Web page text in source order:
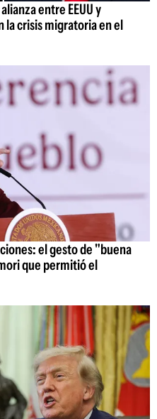
entre EEUU y
la crisis migratoria en el
el gesto de "buena
que permitió el